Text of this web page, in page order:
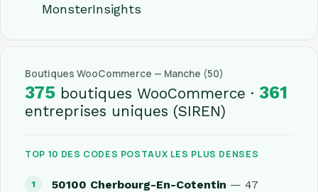
MonsterInsights
Boutiques WooCommerce — Manche (50)
375 boutiques WooCommerce ·361
entreprises uniques (SIREN)
TOP 10 DES CODES POSTAUX LES PLUS DENSES
50100 Cherbourg-En-Cotentin — 47